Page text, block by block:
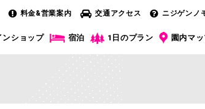
料金&営業案内 交通アクセス ニジゲンノ
ンショップ 宿泊 1日のプラン 園内マ